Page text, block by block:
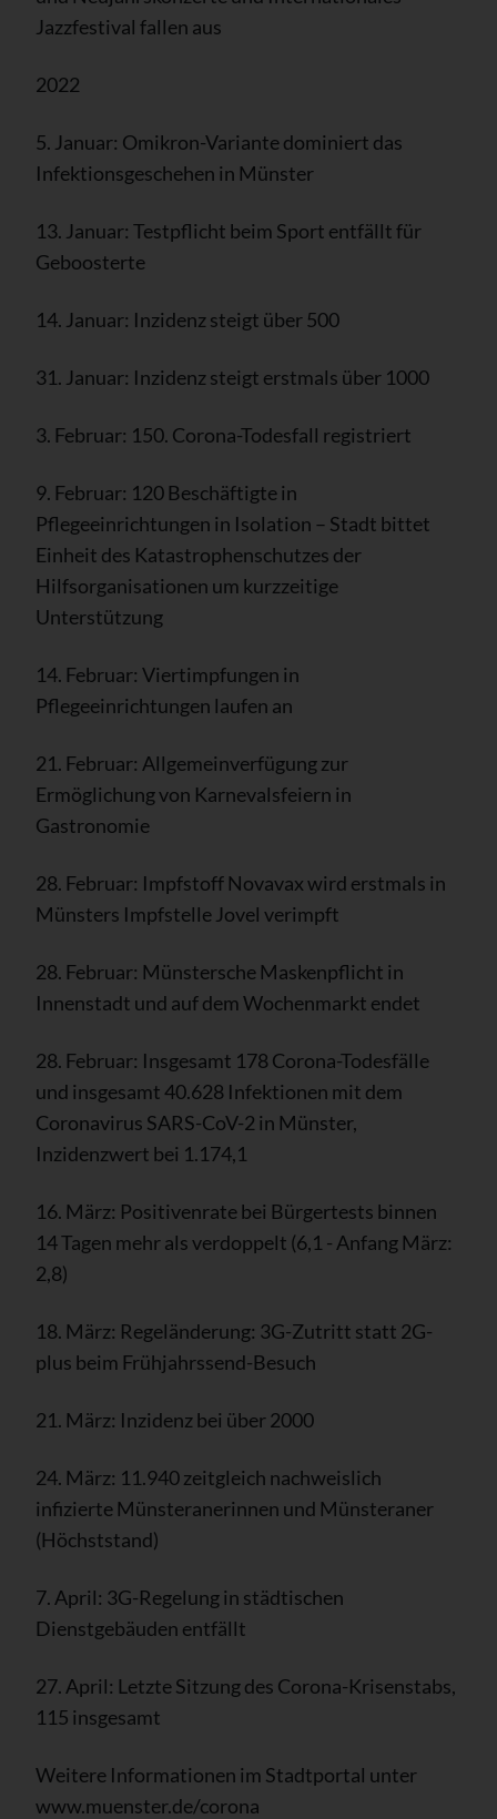
Jazzfestival fallen aus
2022
5. Januar: Omikron-Variante dominiert das
Infektionsgeschehen in Münster
13. Januar: Testpflicht beim Sport entfällt für
Geboosterte
14. Januar: Inzidenz steigt über 500
31. Januar: Inzidenz steigt erstmals über 1000
3. Februar: 150. Corona-Todesfall registriert
9. Februar: 120 Beschäftigte in
Pflegeeinrichtungen in Isolation – Stadt bittet
Einheit des Katastrophenschutzes der
Hilfsorganisationen um kurzzeitige
Unterstützung
14. Februar: Viertimpfungen in
Pflegeeinrichtungen laufen an
21. Februar: Allgemeinverfügung zur
Ermöglichung von Karnevalsfeiern in
Gastronomie
28. Februar: Impfstoff Novavax wird erstmals in
Münsters Impfstelle Jovel verimpft
28. Februar: Münstersche Maskenpflicht in
Innenstadt und auf dem Wochenmarkt endet
28. Februar: Insgesamt 178 Corona-Todesfälle
und insgesamt 40.628 Infektionen mit dem
Coronavirus SARS-CoV-2 in Münster,
Inzidenzwert bei 1.174,1
16. März: Positivenrate bei Bürgertests binnen
14 Tagen mehr als verdoppelt (6,1 - Anfang März:
2,8)
18. März: Regeländerung: 3G-Zutritt statt 2G-
plus beim Frühjahrssend-Besuch
21. März: Inzidenz bei über 2000
24. März: 11.940 zeitgleich nachweislich
infizierte Münsteranerinnen und Münsteraner
(Höchststand)
7. April: 3G-Regelung in städtischen
Dienstgebäuden entfällt
27. April: Letzte Sitzung des Corona-Krisenstabs,
115 insgesamt
Weitere Informationen im Stadtportal unter
www.muenster.de/corona